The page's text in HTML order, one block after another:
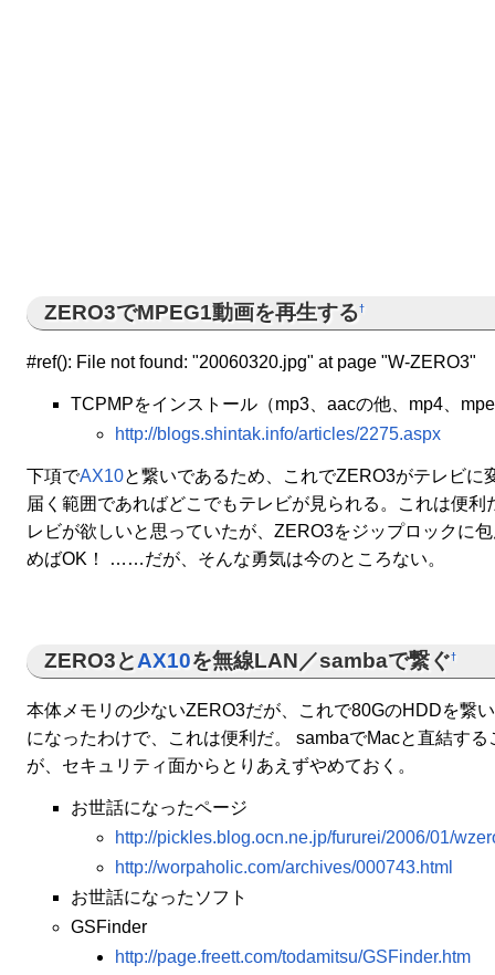
ZERO3でMPEG1動画を再生する†
#ref(): File not found: "20060320.jpg" at page "W-ZERO3"
TCPMPをインストール（mp3、aacの他、mp4、
http://blogs.shintak.info/articles/2275.aspx
下項でAX10と繋いであるため、これでZERO3がテレビ
届く範囲であればどこでもテレビが見られる。これは便利
レビが欲しいと思っていたが、ZERO3をジップロックに
めばOK！ ……だが、そんな勇気は今のところない。
ZERO3とAX10を無線LAN／sambaで繋ぐ†
本体メモリの少ないZERO3だが、これで80GのHDDを繋
になったわけで、これは便利だ。 sambaでMacと直結す
が、セキュリティ面からとりあえずやめておく。
お世話になったページ
http://pickles.blog.ocn.ne.jp/fururei/2006/01/
http://worpaholic.com/archives/000743.html
お世話になったソフト
GSFinder
http://page.freett.com/todamitsu/GSFinder.htm